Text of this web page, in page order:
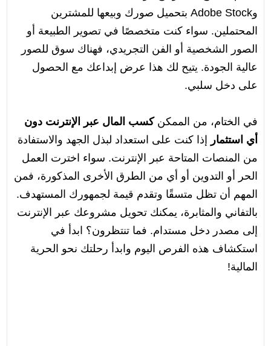
وAdobe Stock بتحميل صورك وبيعها للمشترين
المحتملين. سواء كنت متخصصًا في تصوير الطبيعة أو
الصور الشخصية أو الفن التجريدي، فهناك سوق للصور
عالية الجودة. يتيح لك هذا عرض إبداعك مع الحصول
على دخل سلبي.
في الختام، من الممكنكسب المال عبر الإنترنت دون
أي استثمار
إذا كنت على استعداد لبذل الجهد والاستفادة
من المنصات المتاحة عبر الإنترنت. سواء اخترت العمل
الحر أو التدوين أو أي من الطرق الأخرى المذكورة، فمن
المهم أن تظل متسقًا وتقدم قيمة لجمهورك المستهدف.
بالتفاني والمثابرة، يمكنك تحويل مشروعك عبر الإنترنت
إلى مصدر دخل مستدام. فما تنتظرون؟ ابدأ في
استكشاف هذه الفرص اليوم وابدأ رحلتك نحو الحرية
المالية!